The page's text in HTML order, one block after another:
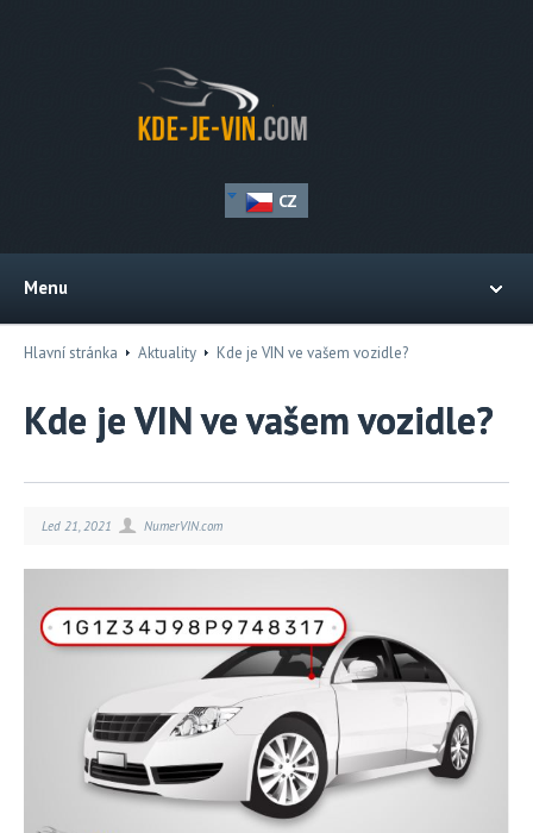
CZ
Menu
Hlavní stránka Aktuality Kde je VIN ve vašem vozidle?
Kde je VIN ve vašem vozidle?
Led 21, 2021 NumerVIN.com